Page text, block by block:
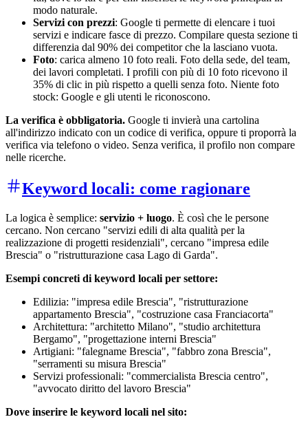
modo naturale.
Servizi con prezzi: Google ti permette di elencare i tuoi
servizi e indicare fasce di prezzo. Compilare questa sezione ti
differenzia dal 90% dei competitor che la lasciano vuota.
Foto: carica almeno 10 foto reali. Foto della sede, del team,
dei lavori completati. I profili con più di 10 foto ricevono il
35% di clic in più rispetto a quelli senza foto. Niente foto
stock: Google e gli utenti le riconoscono.
La verifica è obbligatoria. Google ti invierà una cartolina
all'indirizzo indicato con un codice di verifica, oppure ti proporrà la
verifica via telefono o video. Senza verifica, il profilo non compare
nelle ricerche.
Keyword locali: come ragionare
La logica è semplice: servizio + luogo. È così che le persone
cercano. Non cercano "servizi edili di alta qualità per la
realizzazione di progetti residenziali", cercano "impresa edile
Brescia" o "ristrutturazione casa Lago di Garda".
Esempi concreti di keyword locali per settore:
Edilizia: "impresa edile Brescia", "ristrutturazione
appartamento Brescia", "costruzione casa Franciacorta"
Architettura: "architetto Milano", "studio architettura
Bergamo", "progettazione interni Brescia"
Artigiani: "falegname Brescia", "fabbro zona Brescia",
"serramenti su misura Brescia"
Servizi professionali: "commercialista Brescia centro",
"avvocato diritto del lavoro Brescia"
Dove inserire le keyword locali nel sito: